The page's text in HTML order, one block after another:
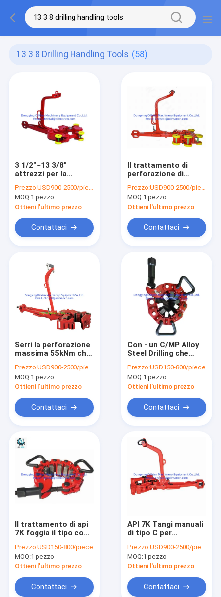
13 3 8 Drilling Handling Tools (58)
3 1/2"~13 3/8"
attrezzi per la
SB pinze manuali per
la perforazione del
petrolio
Prezzo:USD900-2500/piece
MOQ:1 pezzo
Ottieni l'ultimo prezzo
Contattaci
Il trattamento di
perforazione di
rotatorio di BVM
foggia le tenaglie del
manuale di HT35
HT65 HT100
Prezzo:USD900-2500/piece
MOQ:1 pezzo
Ottieni l'ultimo prezzo
Contattaci
Serri la perforazione
massima 55kNm che
scrivono le tenaglie a
macchina del
manuale di B
Prezzo:USD900-2500/piece
MOQ:1 pezzo
Ottieni l'ultimo prezzo
Contattaci
Con - un C/MP Alloy
Steel Drilling che
dell'asta pesante
degli strumenti per il
giacimento di
Prezzo:USD150-800/piece
MOQ:1 pezzo
Ottieni l'ultimo prezzo
Contattaci
Il trattamento di api
7K foggia il tipo con -
petrolio dei morsetti
della sicurezza di C
usato per la
produzione
dell'impianto
Prezzo:USD150-800/piece
MOQ:1 pezzo
Ottieni l'ultimo prezzo
Contattaci
API 7K Tangi manuali
di tipo C per
di trivellazione
Prezzo:USD900-2500/piece
MOQ:1 pezzo
Ottieni l'ultimo prezzo
Contattaci